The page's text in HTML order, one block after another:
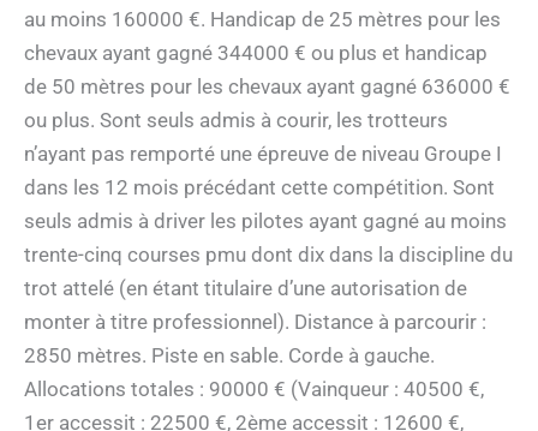
au moins 160000 €. Handicap de 25 mètres pour les
chevaux ayant gagné 344000 € ou plus et handicap
de 50 mètres pour les chevaux ayant gagné 636000 €
ou plus. Sont seuls admis à courir, les trotteurs
n’ayant pas remporté une épreuve de niveau Groupe I
dans les 12 mois précédant cette compétition. Sont
seuls admis à driver les pilotes ayant gagné au moins
trente-cinq courses pmu dont dix dans la discipline du
trot attelé (en étant titulaire d’une autorisation de
monter à titre professionnel). Distance à parcourir :
2850 mètres. Piste en sable. Corde à gauche.
Allocations totales : 90000 € (Vainqueur : 40500 €,
1er accessit : 22500 €, 2ème accessit : 12600 €,